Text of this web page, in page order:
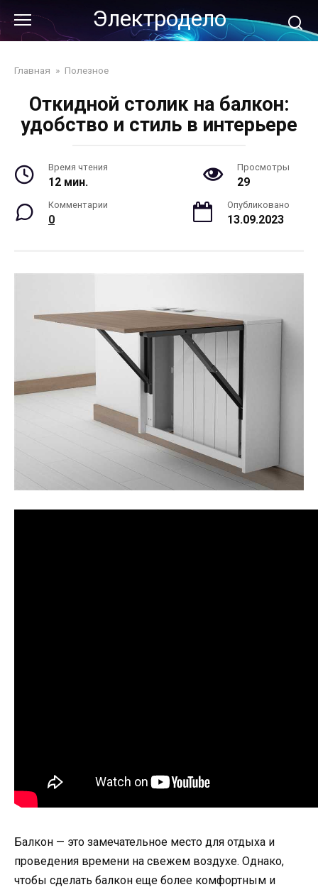
к
контенту
Электродело
Главная » Полезное
Откидной столик на балкон:
удобство и стиль в интерьере
Время чтения
12 мин.
Просмотры
29
Комментарии
0
Опубликовано
13.09.2023
Балкон — это замечательное место для отдыха и
проведения времени на свежем воздухе. Однако,
чтобы сделать балкон еще более комфортным и